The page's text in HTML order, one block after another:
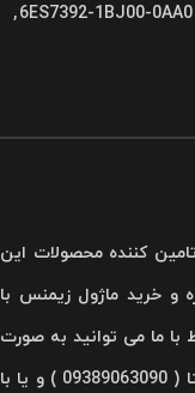
6ES7392-1BJ00-0AA0
,
کننده محصولات این
و خرید ماژول زیمنس با
با ما می توانید به صورت
آنلاین از طریق واتساپ – تلگرام – روبیکا – ایتا ( 09389063090 ) و یا با